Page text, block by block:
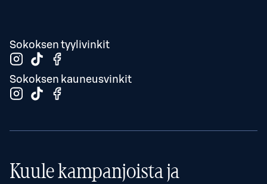
Sokoksen tyylivinkit
Sokoksen kauneusvinkit
Kuule kampanjoista ja